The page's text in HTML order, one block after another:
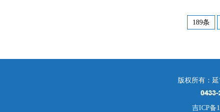
189条
版权所有：
吉ICP备